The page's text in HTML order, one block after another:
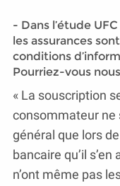
- Dans l’étude
les assurances
conditions
Pourriez-vous
« La souscription
consommateur ne
général que lors
bancaire qu’il
n’ont même pas